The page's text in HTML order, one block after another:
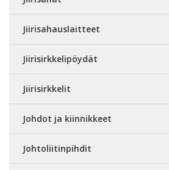
Jiirisahauslaitteet
Jiirisirkkelipöydät
Jiirisirkkelit
Johdot ja kiinnikkeet
Johtoliitinpihdit